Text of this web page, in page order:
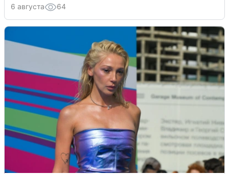
6 августа 64